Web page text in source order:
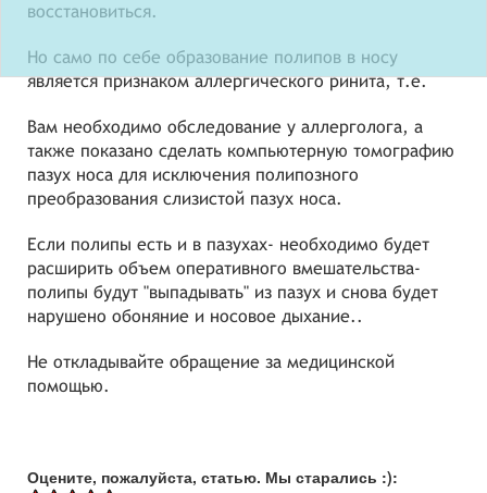
восстановиться.
Но само по себе образование полипов в носу
является признаком аллергического ринита, т.е.
Вам необходимо обследование у аллерголога, а
также показано сделать компьютерную томографию
пазух носа для исключения полипозного
преобразования слизистой пазух носа.
Если полипы есть и в пазухах- необходимо будет
расширить объем оперативного вмешательства-
полипы будут "выпадывать" из пазух и снова будет
нарушено обоняние и носовое дыхание..
Не откладывайте обращение за медицинской
помощью.
Оцените, пожалуйста, статью. Мы старались :):